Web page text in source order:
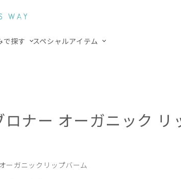
で探す スペシャルアイテム
ロナー オーガニック リ
ーガニックリップバーム